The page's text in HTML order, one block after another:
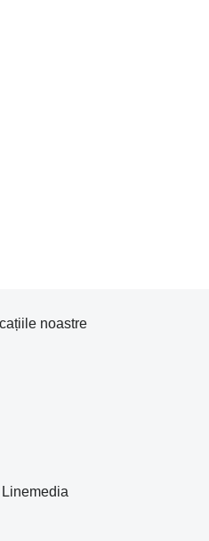
noastre